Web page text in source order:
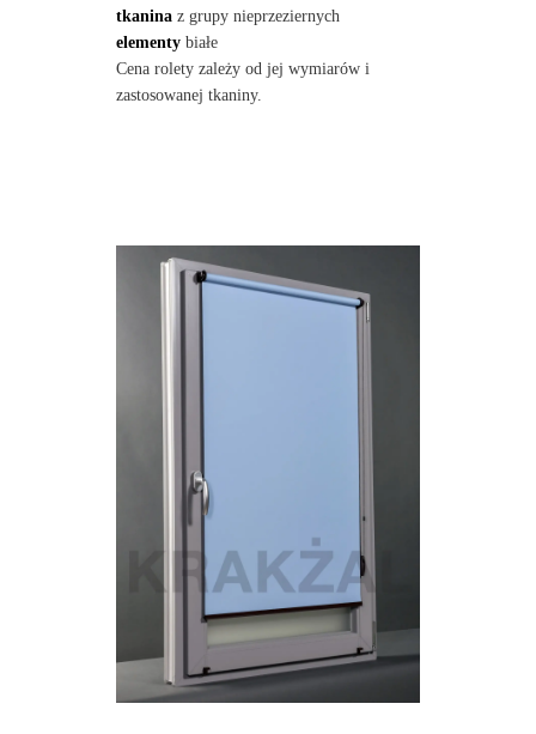
tkaninaz grupy nieprzeziernych
elementybiałe
Cena rolety zależy od jej wymiarów i
zastosowanej tkaniny.